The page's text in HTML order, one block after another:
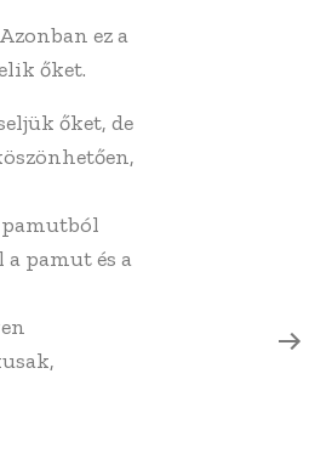
ez a
őket.
őket, de
pamut és a